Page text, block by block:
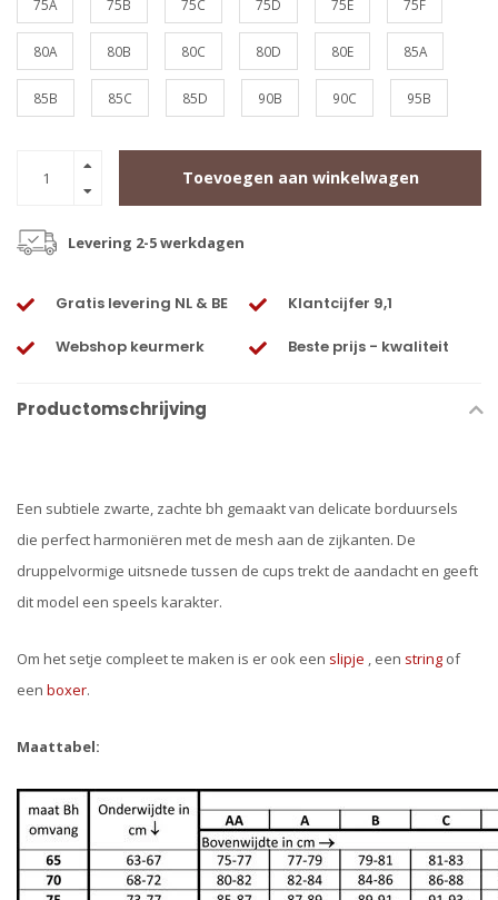
75A 75B 75C 75D 75E 75F
80A 80B 80C 80D 80E 85A
85B 85C 85D 90B 90C 95B
Toevoegen aan winkelwagen
Levering 2-5 werkdagen
Gratis levering NL & BE Klantcijfer 9,1
Webshop keurmerk Beste prijs - kwaliteit
Productomschrijving
Een subtiele zwarte, zachte bh gemaakt van delicate borduursels
die perfect harmoniëren met de mesh aan de zijkanten. De
druppelvormige uitsnede tussen de cups trekt de aandacht en geeft
dit model een speels karakter.
Om het setje compleet te maken is er ook een slipje , een string of
een boxer.
Maattabel: